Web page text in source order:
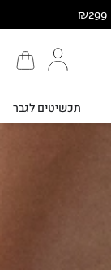
תכשיטים לגבר